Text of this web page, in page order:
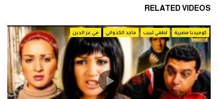
RELATED VIDEOS
كوميديا مصرية لطفي لبيب ماجد الكدواني مي عز الدين